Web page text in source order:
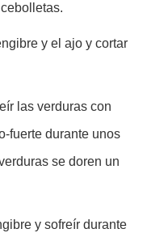
y el ajo y cortar
las verduras con
fuerte durante unos
se doren un
y sofreír durante